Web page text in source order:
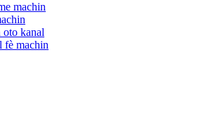
machin
kanal
fè machin